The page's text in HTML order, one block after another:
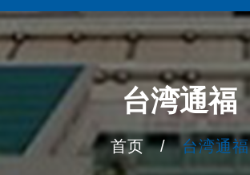
台湾通福
首页 / 台湾通福